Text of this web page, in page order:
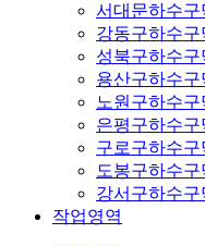
서대문하수
강동구하수
성북구하수
용산구하수
노원구하수
은평구하수
구로구하수
도봉구하수
강서구하수
작업영역